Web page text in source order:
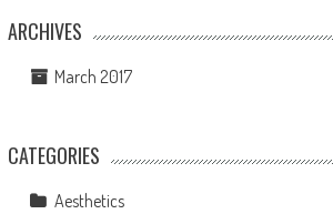
ARCHIVES
March 2017
CATEGORIES
Aesthetics